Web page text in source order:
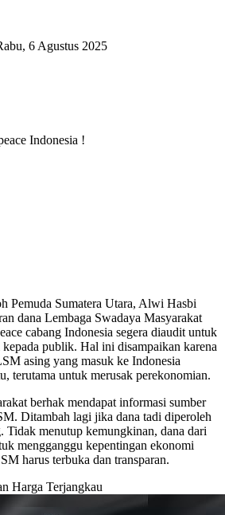
6 Agustus 2025
Indonesia !
Pemuda Sumatera Utara, Alwi Hasbi
dana Lembaga Swadaya Masyarakat
cabang Indonesia segera diaudit untuk
kepada publik. Hal ini disampaikan karena
asing yang masuk ke Indonesia
terutama untuk merusak perekonomian.
berhak mendapat informasi sumber
Ditambah lagi jika dana tadi diperoleh
Tidak menutup kemungkinan, dana dari
mengganggu kepentingan ekonomi
harus terbuka dan transparan.
Harga Terjangkau